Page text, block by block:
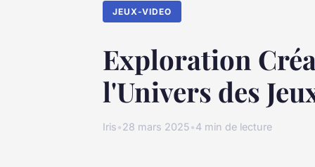
JEUX-VIDEO
Exploration
l'Univers des
Iris•28 mars 2025•4 min de lecture